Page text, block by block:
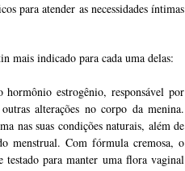
para atender as necessidades íntimas
mais indicado para cada uma delas:
estrogênio, responsável por
alterações no corpo da menina.
nas suas condições naturais, além de
menstrual. Com fórmula cremosa, o
para manter uma flora vaginal